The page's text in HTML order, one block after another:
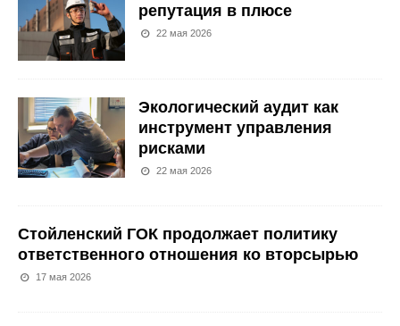
репутация в плюсе
22 мая 2026
Экологический аудит как
инструмент управления
рисками
22 мая 2026
Стойленский ГОК продолжает политику
ответственного отношения ко вторсырью
17 мая 2026